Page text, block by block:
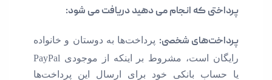
که انجام می دهید دریافت می شود:
شخصی:پرداخت‌ها به دوستان و خانواده
رایگان است، مشروط بر اینکه از موجودی PayPal
بانکی خود برای ارسال این پرداخت‌ها